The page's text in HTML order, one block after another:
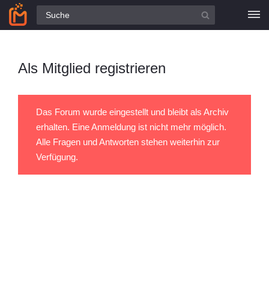
Alle Fragen
Als Mitglied registrieren
Das Forum wurde eingestellt und bleibt als Archiv
erhalten. Eine Anmeldung ist nicht mehr möglich.
Alle Fragen und Antworten stehen weiterhin zur
Verfügung.